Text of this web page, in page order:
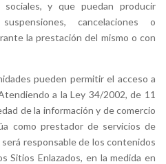
y que puedan producir
cancelaciones o
la prestación del mismo o con
pueden permitir el acceso a
a la Ley 34/2002, de 11
de la información y de comercio
como prestador de servicios de
responsable de los contenidos
Sitios Enlazados, en la medida en